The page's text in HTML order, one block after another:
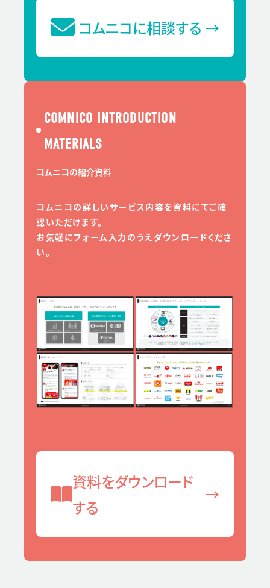
コムニコに相談する →
COMNICO INTRODUCTION
MATERIALS
コムニコの紹介資料
コムニコの詳しいサービス内容を資料にてご確
認いただけます。
お気軽にフォーム入力のうえダウンロードくださ
い。
資料をダウンロード
する
→